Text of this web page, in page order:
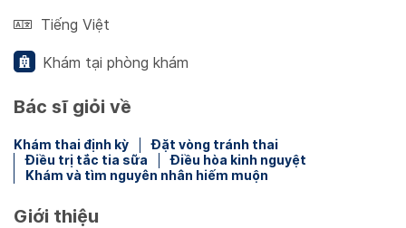
Tiếng Việt
Khám tại phòng khám
Bác sĩ giỏi về
Khám thai định kỳ
Đặt vòng tránh thai
Điều trị tắc tia sữa
Điều hòa kinh nguyệt
Khám và tìm nguyên nhân hiếm muộn
Giới thiệu